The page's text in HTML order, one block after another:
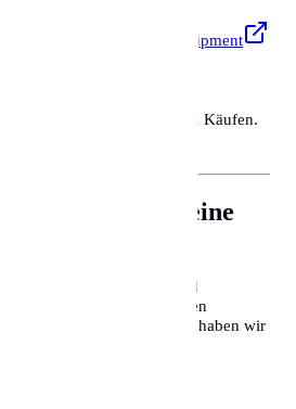
Profi-Werkzeug & Equipment
eine kleine Provision bei Käufen.
Allgemeine
sich befinden, deutsche und
folgen oft ähnlichen
und Frust zu vermeiden, haben wir
Sie zusammengefasst: